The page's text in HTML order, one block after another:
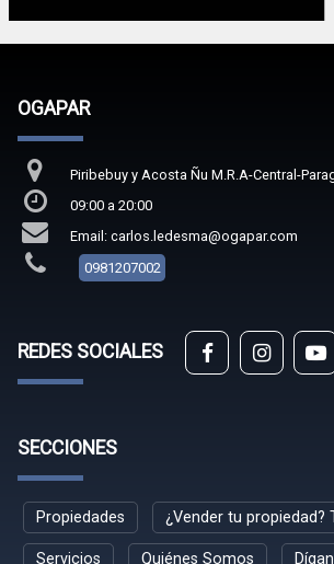
OGAPAR
Piribebuy y Acosta Ñu M.R.A-Central-
09:00 a 20:00
Email: carlos.ledesma@ogapar.com
0981207002
REDES SOCIALES
SECCIONES
Propiedades ¿Vender tu propiedad?
Servicios Quiénes Somos